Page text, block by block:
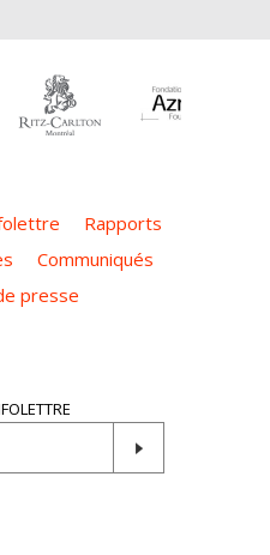
Rapports
Communiqués
presse